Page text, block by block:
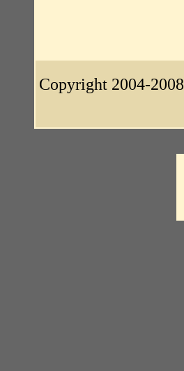
Copyright 2004-2008